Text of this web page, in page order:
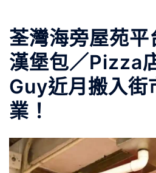
荃灣海旁屋苑平
漢堡包／Pizza
Guy近月搬入街
業！